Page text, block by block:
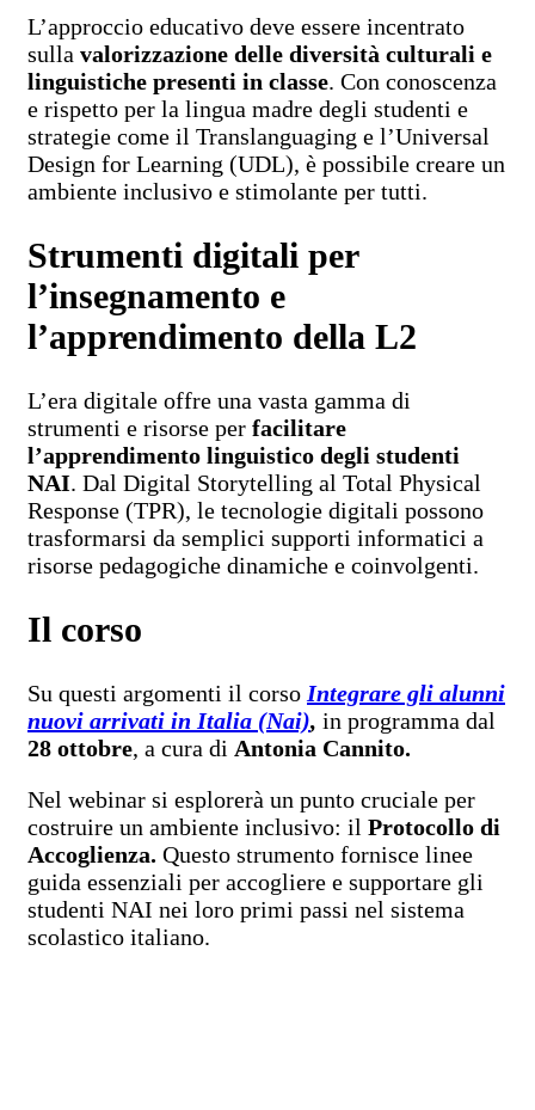
L’approccio educativo deve essere incentrato
sulla valorizzazione delle diversità culturali e
linguistiche presenti in classe. Con conoscenza
e rispetto per la lingua madre degli studenti e
strategie come il Translanguaging e l’Universal
Design for Learning (UDL), è possibile creare un
ambiente inclusivo e stimolante per tutti.
Strumenti digitali per
l’insegnamento e
l’apprendimento della L2
L’era digitale offre una vasta gamma di
strumenti e risorse per facilitare
l’apprendimento linguistico degli studenti
NAI. Dal Digital Storytelling al Total Physical
Response (TPR), le tecnologie digitali possono
trasformarsi da semplici supporti informatici a
risorse pedagogiche dinamiche e coinvolgenti.
Il corso
Su questi argomenti il corso Integrare gli alunni
nuovi arrivati in Italia (Nai), in programma dal
28 ottobre, a cura di Antonia Cannito.
Nel webinar si esplorerà un punto cruciale per
costruire un ambiente inclusivo: il Protocollo di
Accoglienza. Questo strumento fornisce linee
guida essenziali per accogliere e supportare gli
studenti NAI nei loro primi passi nel sistema
scolastico italiano.